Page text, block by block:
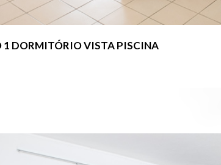
1 DORMITÓRIO VISTA PISCINA